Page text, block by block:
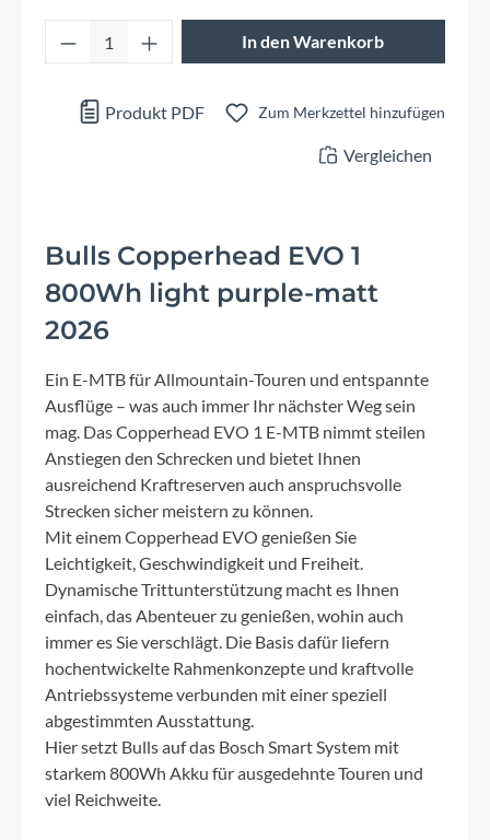
Produkt Anzahl: Gib den gewünschten
In den Warenkorb
Produkt PDF Zum Merkzettel hinzufügen
Vergleichen
Bulls Copperhead EVO 1
800Wh light purple-matt
2026
Ein E-MTB für Allmountain-Touren und entspannte
Ausflüge – was auch immer Ihr nächster Weg sein
mag. Das Copperhead EVO 1 E-MTB nimmt steilen
Anstiegen den Schrecken und bietet Ihnen
ausreichend Kraftreserven auch anspruchsvolle
Strecken sicher meistern zu können.
Mit einem Copperhead EVO genießen Sie
Leichtigkeit, Geschwindigkeit und Freiheit.
Dynamische Trittunterstützung macht es Ihnen
einfach, das Abenteuer zu genießen, wohin auch
immer es Sie verschlägt. Die Basis dafür liefern
hochentwickelte Rahmenkonzepte und kraftvolle
Antriebssysteme verbunden mit einer speziell
abgestimmten Ausstattung.
Hier setzt Bulls auf das Bosch Smart System mit
starkem 800Wh Akku für ausgedehnte Touren und
viel Reichweite.